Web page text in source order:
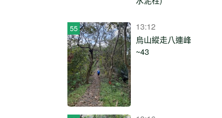
13:12
烏山縱走八連峰
~43